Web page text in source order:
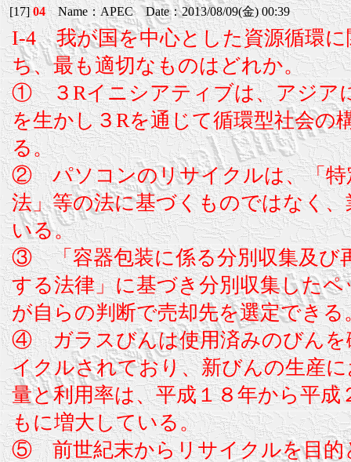
[17]04Name：APEC Date：2013/08/09(金) 00:39
I-4 我が国を中心とした資源循環に
ち、最も適切なものはどれか。
① ３Rイニシアティブは、アジア
を生かし３Rを通じて循環型社会の
る。
② パソコンのリサイクルは、「特
法」等の法に基づくものではなく
いる。
③ 「容器包装に係る分別収集及び
する法律」に基づき分別収集した
が自らの判断で売却先を選定できる
④ ガラスびんは使用済みのびんを
イクルされており、新びんの生産
量と利用率は、平成１８年から平成
もに増大している。
⑤ 前世紀末からリサイクルを目的